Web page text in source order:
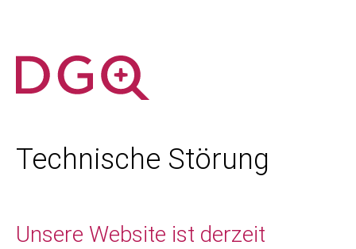
Technische Störung
Unsere Website ist derzeit